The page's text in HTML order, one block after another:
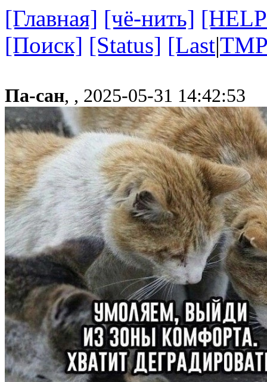
[Главная] [чё-нить]
[Поиск] [Status] [Last|
Па-сан, , 2025-05-31 14:42:53